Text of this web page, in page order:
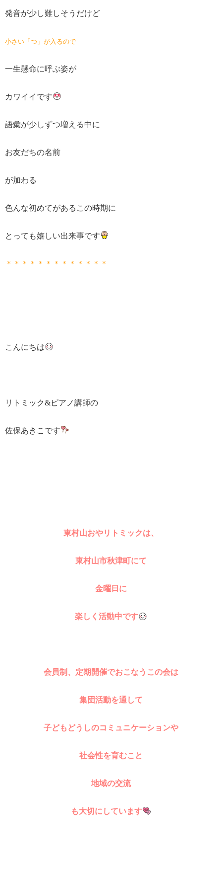
発音が少し難しそうだけど
小さい「つ」が入るので
一生懸命に呼ぶ姿が
カワイイです
語彙が少しずつ増える中に
お友だちの名前
が加わる
色んな初めてがあるこの時期に
とっても嬉しい出来事です
＊＊＊＊＊＊＊＊＊＊＊＊＊
こんにちは
リトミック&ピアノ講師の
佐保あきこです
東村山おやリトミックは、
東村山市秋津町にて
金曜日に
楽しく活動中です
会員制、定期開催でおこなうこの会は
集団活動を通して
子どもどうしのコミュニケーションや
社会性を育むこと
地域の交流
も大切にしています